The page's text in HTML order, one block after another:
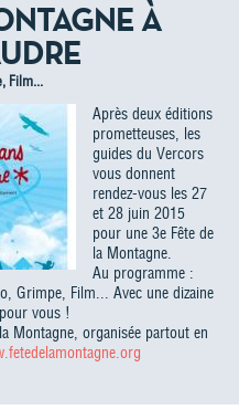
À
Film...
Après deux éditions
prometteuses, les
guides du Vercors
vous donnent
rendez-vous les 27
et 28 juin 2015
pour une 3e Fête de
la Montagne.
Au programme :
Grimpe, Film... Avec une dizaine
vous !
Montagne, organisée partout en